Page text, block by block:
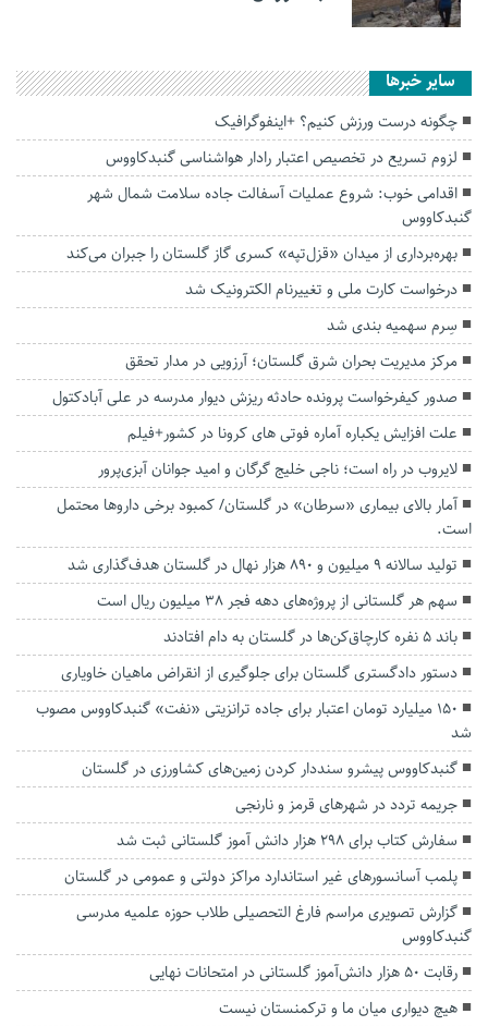
سایر خبرها
چگونه درست ورزش کنیم؟ +اینفوگرافیک
لزوم تسریع در تخصیص اعتبار رادار هواشناسی گنبدکاووس
اقدامی خوب: شروع عملیات آسفالت جاده سلامت شمال شهر
گنبدکاووس
بهره‌برداری از میدان «قزل‌تپه» کسری گاز گلستان را جبران می‌کند
درخواست کارت ملی و تغییرنام الکترونیک شد
سِرم سهمیه بندی شد
مرکز مدیریت بحران شرق گلستان؛ آرزویی در مدار تحقق
صدور کیفرخواست پرونده حادثه ریزش دیوار مدرسه در علی آبادکتول
علت افزایش یکباره آماره فوتی های کرونا در کشور+فیلم
لایروب در راه است؛ ناجی خلیج گرگان و امید جوانان آبزی‌پرور
آمار بالای بیماری «سرطان» در گلستان/ کمبود برخی داروها محتمل
است‌.
تولید سالانه ۹ میلیون و ۸۹۰ هزار نهال در گلستان هدف‌گذاری شد
سهم هر گلستانی از پروژه‌های دهه فجر ۳۸ میلیون ریال است
باند ۵ نفره کارچاق‌کن‌ها در گلستان به دام افتادند
دستور دادگستری گلستان برای جلوگیری از انقراض ماهیان خاویاری
۱۵۰ میلیارد تومان اعتبار برای جاده ترانزیتی «نفت» گنبدکاووس مصوب
شد
گنبدکاووس پیشرو سنددار کردن زمین‌های کشاورزی در گلستان
جریمه تردد در شهر‌های قرمز و نارنجی
سفارش کتاب برای ۲۹۸ هزار دانش آموز گلستانی ثبت شد
پلمب آسانسورهای غیر استاندارد مراکز دولتی و عمومی در گلستان
گزارش تصویری مراسم فارغ التحصیلی طلاب حوزه علمیه مدرسی
گنبدکاووس
رقابت ۵۰ هزار دانش‌آموز گلستانی در امتحانات نهایی
هیچ دیواری میان ما و ترکمنستان نیست